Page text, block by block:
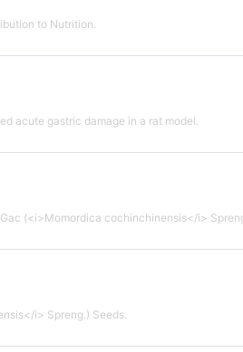
to Nutrition.
acute gastric damage in a rat model.
(<i>Momordica cochinchinensis</i>
i> Spreng.) Seeds.